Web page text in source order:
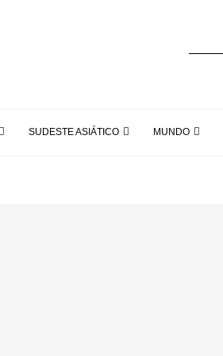
SUDESTE ASIÁTICO MUNDO